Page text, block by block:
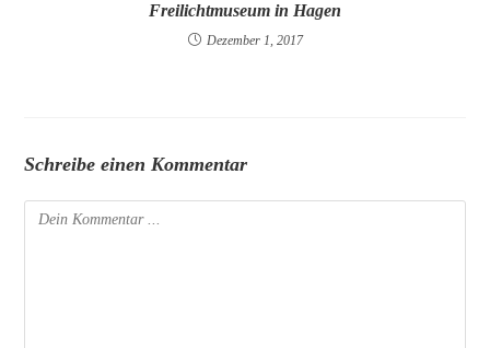
Freilichtmuseum in Hagen
Dezember 1, 2017
Schreibe einen Kommentar
Kommentieren